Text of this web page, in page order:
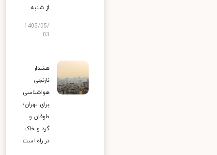
از شنبه
1405/05/
03
هشدار
نارنجی
هواشناسی
برای تهران؛
طوفان و
گرد و خاک
در راه است